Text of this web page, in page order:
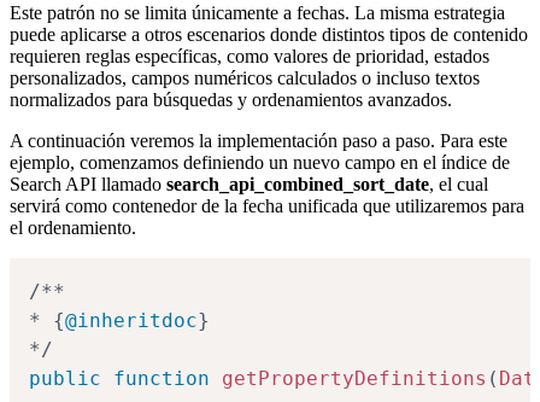
Este patrón no se limita únicamente a fechas. La misma estrategia
puede aplicarse a otros escenarios donde distintos tipos de contenido
requieren reglas específicas, como valores de prioridad, estados
personalizados, campos numéricos calculados o incluso textos
normalizados para búsquedas y ordenamientos avanzados.
A continuación veremos la implementación paso a paso. Para este
ejemplo, comenzamos definiendo un nuevo campo en el índice de
Search API llamado search_api_combined_sort_date, el cual
servirá como contenedor de la fecha unificada que utilizaremos para
el ordenamiento.
/**
* {@inheritdoc}
*/
public
function getPropertyDefinitions (